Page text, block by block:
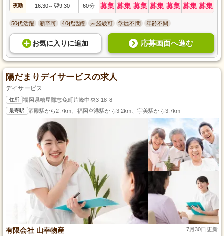
夜勤 16:30～ 翌9:30 60分 募集 募集 募集 募集 募集 募集 募集
50代活躍 新卒可 40代活躍 未経験可 学歴不問 年齢不問
お気に入り に追加 応募画面へ進む
陽だまりデイサービスの求人
デイサービス
住所 福岡県糟屋郡志免町片峰中央3-18-8
最寄駅 酒殿駅から2.7km、福岡空港駅から3.2km、宇美駅から3.7km
有限会社 山幸物産 7月30日更新